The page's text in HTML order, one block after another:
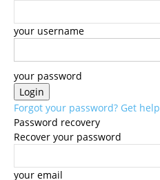
your username
your password
Forgot your password? Get help
Password recovery
Recover your password
your email